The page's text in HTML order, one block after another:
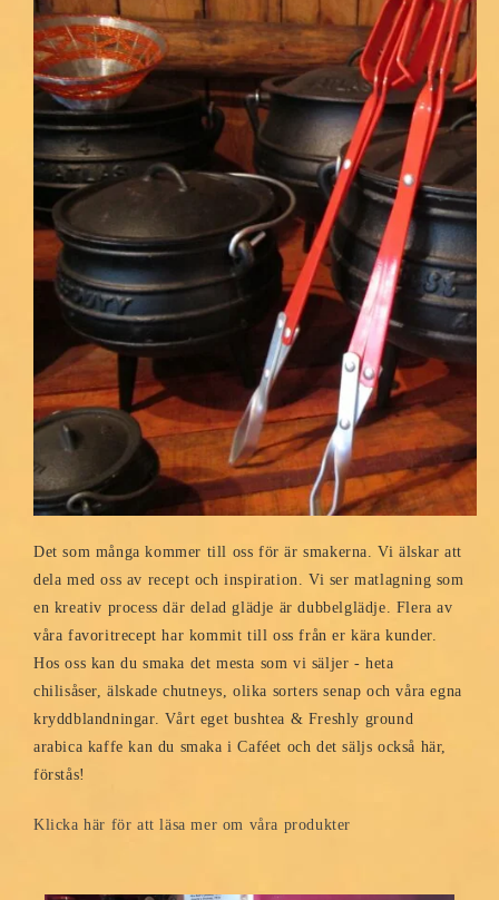
Det som många kommer till oss för är smakerna. Vi älskar att
dela med oss av recept och inspiration. Vi ser matlagning som
en kreativ process där delad glädje är dubbelglädje. Flera av
våra favoritrecept har kommit till oss från er kära kunder.
Hos oss kan du smaka det mesta som vi säljer - heta
chilisåser, älskade chutneys, olika sorters senap och våra egna
kryddblandningar. Vårt eget bushtea & Freshly ground
arabica kaffe kan du smaka i Caféet och det säljs också här,
förstås!
Klicka här för att läsa mer om våra produkter